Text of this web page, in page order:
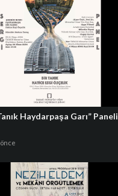
Haydarpaşa Garı” Paneli
önce